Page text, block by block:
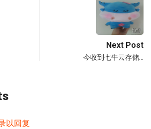
Next Post
今收到七牛云存储…
以回复